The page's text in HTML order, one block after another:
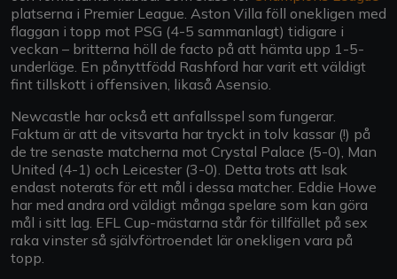
platserna i Premier League. Aston Villa föll onekligen med
flaggan i topp mot PSG (4-5 sammanlagt) tidigare i
veckan – britterna höll de facto på att hämta upp 1-5-
underläge. En pånyttfödd Rashford har varit ett väldigt
fint tillskott i offensiven, likaså Asensio.
Newcastle har också ett anfallsspel som fungerar.
Faktum är att de vitsvarta har tryckt in tolv kassar (!) på
de tre senaste matcherna mot Crystal Palace (5-0), Man
United (4-1) och Leicester (3-0). Detta trots att Isak
endast noterats för ett mål i dessa matcher. Eddie Howe
har med andra ord väldigt många spelare som kan göra
mål i sitt lag. EFL Cup-mästarna står för tillfället på sex
raka vinster så självförtroendet lär onekligen vara på
topp.